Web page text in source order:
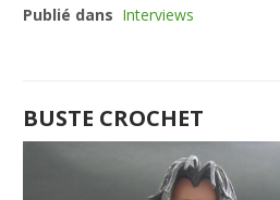
Publié dans Interviews
BUSTE CROCHET